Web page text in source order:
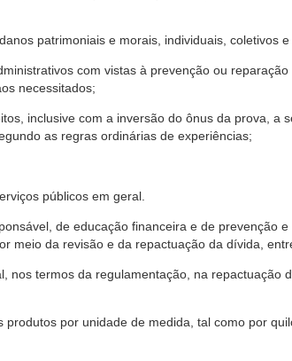
patrimoniais e morais, individuais, coletivos e
com vistas à prevenção ou
necessitados;
inclusive com a inversão do ônus da prova, a
as regras ordinárias de experiências;
públicos em geral.
de educação financeira e de prevenção
meio da revisão e da repactuação da dívida,
nos termos da regulamentação, na
produtos por unidade de medida, tal como por